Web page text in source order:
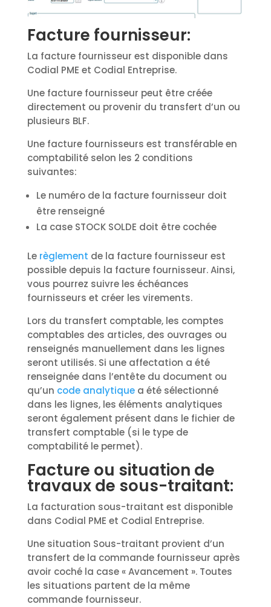
Facture fournisseur:
La facture fournisseur est disponible dans
Codial PME et Codial Entreprise.
Une facture fournisseur peut être créée
directement ou provenir du transfert d’un ou
plusieurs BLF.
Une facture fournisseurs est transférable en
comptabilité selon les 2 conditions
suivantes:
Le numéro de la facture fournisseur doit
être renseigné
La case STOCK SOLDE doit être cochée
Le règlement de la facture fournisseur est
possible depuis la facture fournisseur. Ainsi,
vous pourrez suivre les échéances
fournisseurs et créer les virements.
Lors du transfert comptable, les comptes
comptables des articles, des ouvrages ou
renseignés manuellement dans les lignes
seront utilisés. Si une affectation a été
renseignée dans l’entête du document ou
qu’un code analytiquea été sélectionné
dans les lignes, les éléments analytiques
seront également présent dans le fichier de
transfert comptable (si le type de
comptabilité le permet).
Facture ou situation de
travaux de sous-traitant:
La facturation sous-traitant est disponible
dans Codial PME et Codial Entreprise.
Une situation Sous-traitant provient d’un
transfert de la commande fournisseur après
avoir coché la case « Avancement ». Toutes
les situations partent de la même
commande fournisseur.